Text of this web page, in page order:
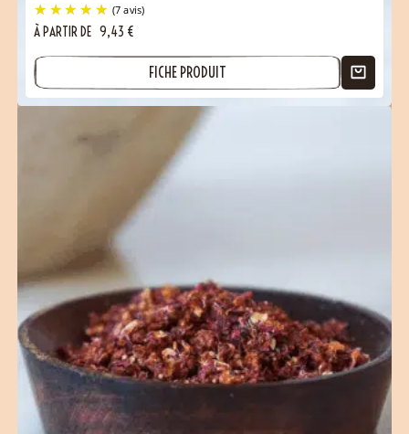
À PARTIR DE 9,43 €
FICHE PRODUIT